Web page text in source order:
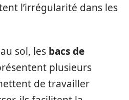
l’irrégularité dans les
sol, les bacs de
plusieurs
de travailler